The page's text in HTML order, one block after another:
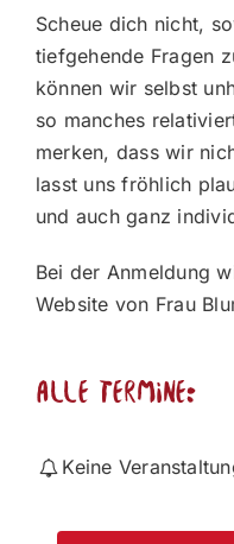
Scheue dich nicht,
tiefgehende Fragen
können wir selbst
so manches
merken, dass wir
lasst uns fröhlich
und auch ganz
Bei der Anmeldung
Website von Frau
alle Termine:
Keine